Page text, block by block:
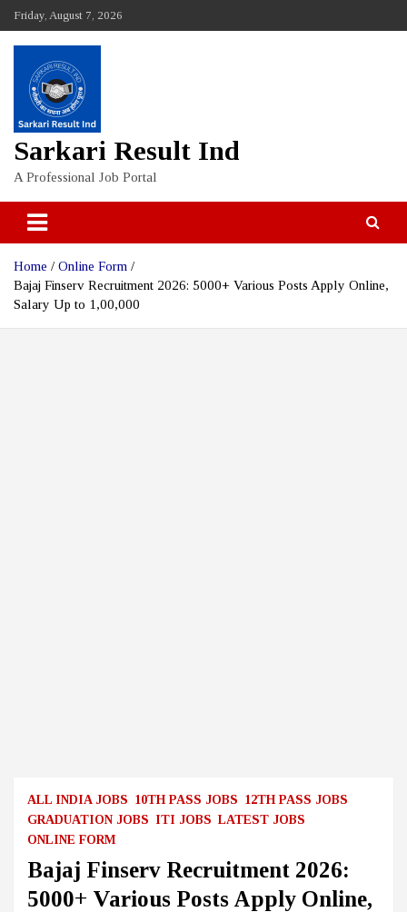
content
Friday, August 7, 2026
Sarkari Result Ind
A Professional Job Portal
Home
Online Form
Bajaj Finserv Recruitment 2026: 5000+ Various Posts Apply Online,
Salary Up to ₹1,00,000
ALL INDIA JOBS 10TH PASS JOBS 12TH PASS JOBS
GRADUATION JOBS ITI JOBS LATEST JOBS
ONLINE FORM
Bajaj Finserv Recruitment 2026:
5000+ Various Posts Apply Online,